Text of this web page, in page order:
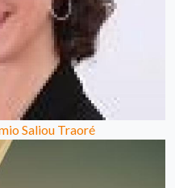
Saliou Traoré